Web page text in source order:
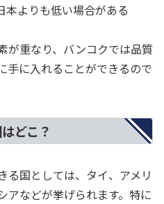
よりも低い場合がある
が重なり、バンコクでは品質
手に入れることができるので
どこ？
る国としては、タイ、アメリ
アなどが挙げられます。特に